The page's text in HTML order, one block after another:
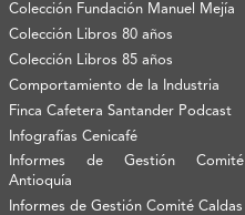
Colección Fundación Manuel Mejía
Colección Libros 80 años
Colección Libros 85 años
Comportamiento de la Industria
Finca Cafetera Santander Podcast
Infografías Cenicafé
Informes de Gestión Comité
Antioquía
Informes de Gestión Comité Caldas